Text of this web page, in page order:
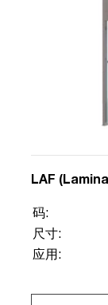
LAF
码:
尺寸:
应用: